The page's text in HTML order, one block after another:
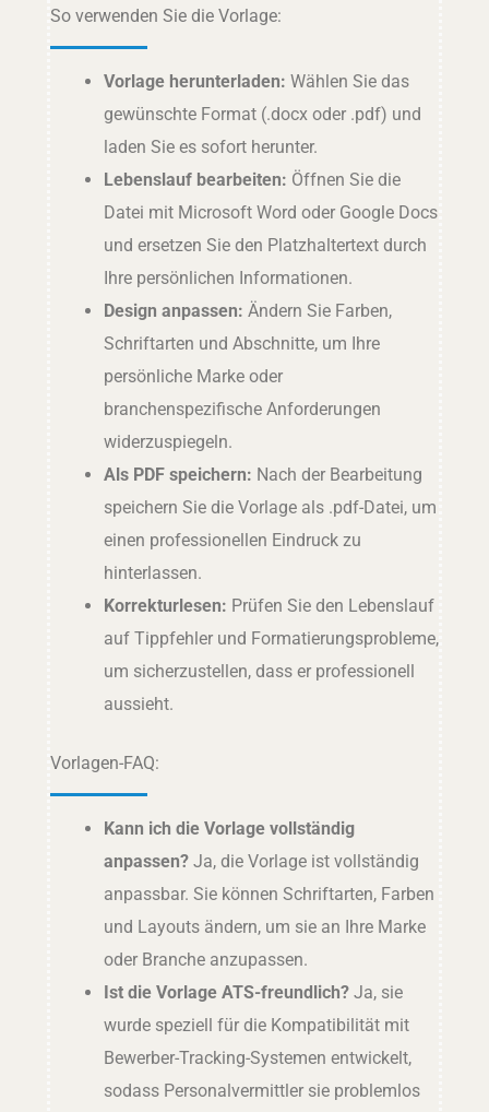
So verwenden Sie die Vorlage:
Vorlage herunterladen: Wählen Sie das
gewünschte Format (.docx oder .pdf) und
laden Sie es sofort herunter.
Lebenslauf bearbeiten: Öffnen Sie die
Datei mit Microsoft Word oder Google Docs
und ersetzen Sie den Platzhaltertext durch
Ihre persönlichen Informationen.
Design anpassen: Ändern Sie Farben,
Schriftarten und Abschnitte, um Ihre
persönliche Marke oder
branchenspezifische Anforderungen
widerzuspiegeln.
Als PDF speichern: Nach der Bearbeitung
speichern Sie die Vorlage als .pdf-Datei, um
einen professionellen Eindruck zu
hinterlassen.
Korrekturlesen: Prüfen Sie den Lebenslauf
auf Tippfehler und Formatierungsprobleme,
um sicherzustellen, dass er professionell
aussieht.
Vorlagen-FAQ:
Kann ich die Vorlage vollständig
anpassen?Ja, die Vorlage ist vollständig
anpassbar. Sie können Schriftarten, Farben
und Layouts ändern, um sie an Ihre Marke
oder Branche anzupassen.
Ist die Vorlage ATS-freundlich?Ja, sie
wurde speziell für die Kompatibilität mit
Bewerber-Tracking-Systemen entwickelt,
sodass Personalvermittler sie problemlos